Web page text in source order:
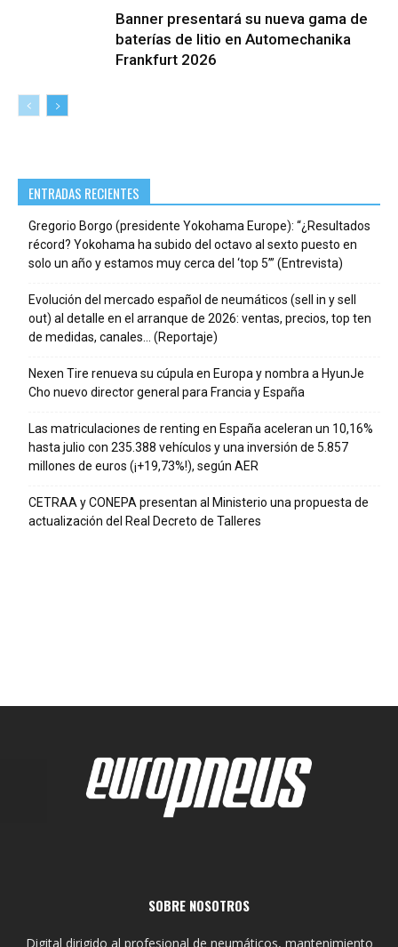
Banner presentará su nueva gama de
baterías de litio en Automechanika
Frankfurt 2026
ENTRADAS RECIENTES
Gregorio Borgo (presidente Yokohama Europe): “¿Resultados
récord? Yokohama ha subido del octavo al sexto puesto en
solo un año y estamos muy cerca del ‘top 5’” (Entrevista)
Evolución del mercado español de neumáticos (sell in y sell
out) al detalle en el arranque de 2026: ventas, precios, top ten
de medidas, canales… (Reportaje)
Nexen Tire renueva su cúpula en Europa y nombra a HyunJe
Cho nuevo director general para Francia y España
Las matriculaciones de renting en España aceleran un 10,16%
hasta julio con 235.388 vehículos y una inversión de 5.857
millones de euros (¡+19,73%!), según AER
CETRAA y CONEPA presentan al Ministerio una propuesta de
actualización del Real Decreto de Talleres
SOBRE NOSOTROS
Digital dirigido al profesional de neumáticos, mantenimiento